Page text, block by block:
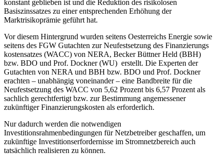
konstant geblieben ist und die Reduktion des risikolosen
Basiszinssatzes zu einer entsprechenden Erhöhung der
Marktrisikoprämie geführt hat.
Vor diesem Hintergrund wurden seitens Oesterreichs Energie sowie
seitens des FGW Gutachten zur Neufestsetzung des Finanzierungs
kostensatzes (WACC) von NERA, Becker Büttner Held (BBH)
bzw. BDO und Prof. Dockner (WU) erstellt. Die Experten der
Gutachten von NERA und BBH bzw. BDO und Prof. Dockner
erachten – unabhängig voneinander – eine Bandbreite für die
Neufestsetzung des WACC von 5,62 Prozent bis 6,57 Prozent als
sachlich gerechtfertigt bzw. zur Bestimmung angemessener
zukünftiger Finanzierungskosten als erforderlich.
Nur dadurch werden die notwendigen
Investitionsrahmenbedingungen für Netzbetreiber geschaffen, um
zukünftige Investitionserfordernisse im Stromnetzbereich auch
tatsächlich realisieren zu können.